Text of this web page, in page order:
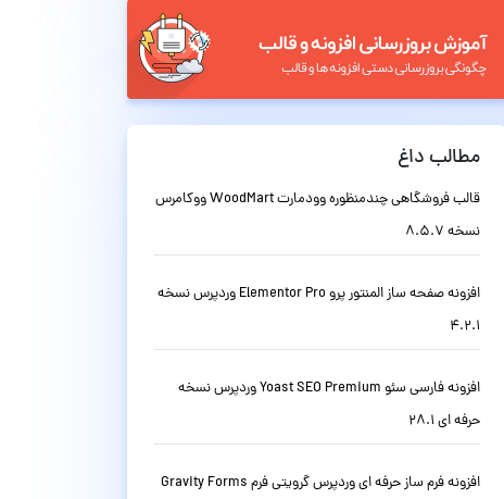
مطالب داغ
قالب فروشگاهی چندمنظوره وودمارت WoodMart ووکامرس
نسخه 8.5.7
افزونه صفحه ساز المنتور پرو Elementor Pro وردپرس نسخه
4.2.1
افزونه فارسی سئو Yoast SEO Premium وردپرس نسخه
حرفه ای 28.1
افزونه فرم ساز حرفه ای وردپرس گرویتی فرم Gravity Forms